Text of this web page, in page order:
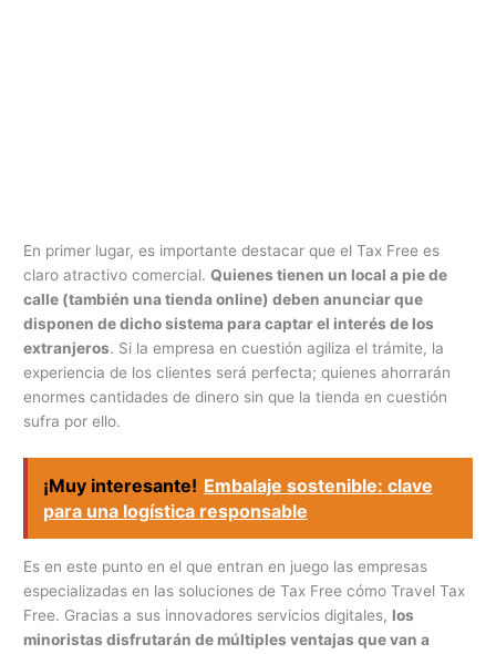
En primer lugar, es importante destacar que el Tax Free es
claro atractivo comercial.Quienes tienen un local a pie de
calle (también una tienda online) deben anunciar que
disponen de dicho sistema para captar el interés de los
extranjeros. Si la empresa en cuestión agiliza el trámite, la
experiencia de los clientes será perfecta; quienes ahorrarán
enormes cantidades de dinero sin que la tienda en cuestión
sufra por ello.
¡Muy interesante! Embalaje sostenible: clave
para una logística responsable
Es en este punto en el que entran en juego las empresas
especializadas en las soluciones de Tax Free cómo Travel Tax
Free. Gracias a sus innovadores servicios digitales, los
minoristas disfrutarán de múltiples ventajas que van a